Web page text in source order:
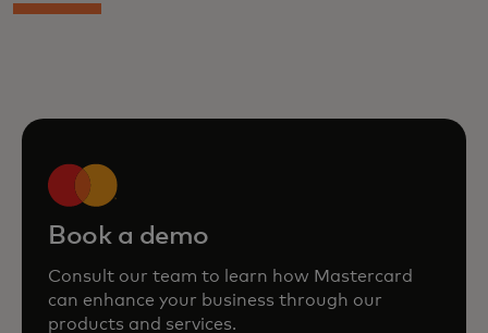
Book a demo
Consult our team to learn how Mastercard
can enhance your business through our
products and services.